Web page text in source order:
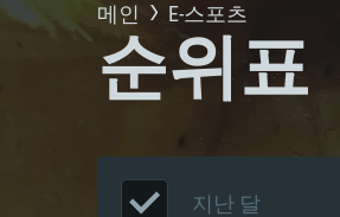
메인 E-스포츠
순위표
지난 달